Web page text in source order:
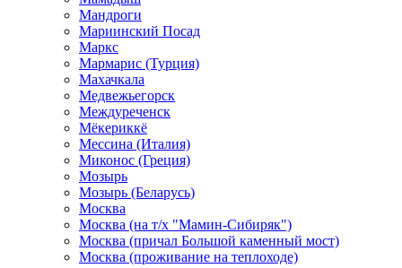
Мандроги
Мариинский Посад
Маркс
Мармарис (Турция)
Махачкала
Медвежьегорск
Междуреченск
Мёкериккё
Мессина (Италия)
Миконос (Греция)
Мозырь
Мозырь (Беларусь)
Москва
Москва (на т/х "Мамин-Сибиряк")
Москва (причал Большой каменный мост)
Москва (проживание на теплоходе)